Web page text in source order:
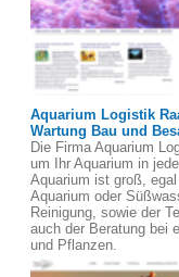
Aquarium Logistik
Wartung Bau und
Die Firma Aquarium
um Ihr Aquarium in
Aquarium ist groß,
Aquarium oder
Reinigung, sowie der
auch der Beratung bei
und Pflanzen.